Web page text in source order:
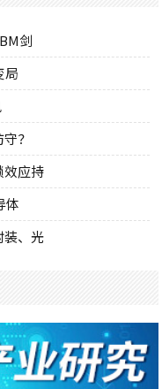
剑
局
？
效应持
体
装、光